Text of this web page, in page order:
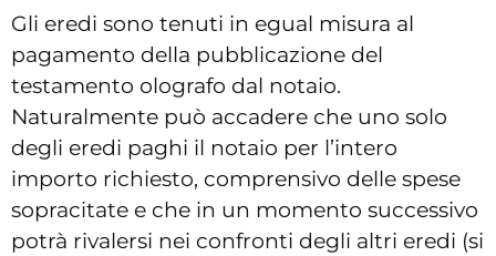
Gli eredi sono tenuti in egual misura al
pagamento della pubblicazione del
testamento olografo dal notaio.
Naturalmente può accadere che uno solo
degli eredi paghi il notaio per l’intero
importo richiesto, comprensivo delle spese
sopracitate e che in un momento successivo
potrà rivalersi nei confronti degli altri eredi (si